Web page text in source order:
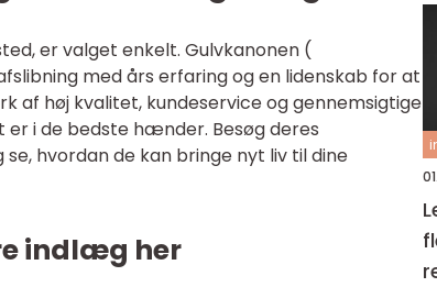
er valget enkelt. Gulvkanonen (
med års erfaring og en lidenskab for at
af høj kvalitet, kundeservice og gennemsigtige
i de bedste hænder. Besøg deres
hvordan de kan bringe nyt liv til dine
indlæg her